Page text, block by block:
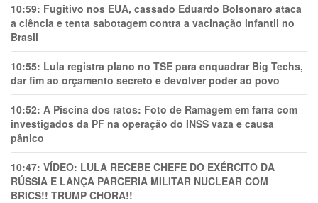
10:59: Fugitivo nos EUA, cassado Eduardo Bolsonaro ataca
a ciência e tenta sabotagem contra a vacinação infantil no
Brasil
10:55: Lula registra plano no TSE para enquadrar Big Techs,
dar fim ao orçamento secreto e devolver poder ao povo
10:52: A Piscina dos ratos: Foto de Ramagem em farra com
investigados da PF na operação do INSS vaza e causa
pânico
10:47: VÍDEO: LULA RECEBE CHEFE DO EXÉRCITO DA
RÚSSIA E LANÇA PARCERIA MILITAR NUCLEAR COM
BRICS!! TRUMP CHORA!!